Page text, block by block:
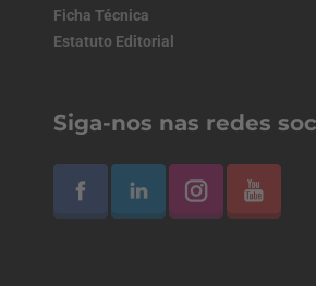
Ficha Técnica
Estatuto Editorial
Siga-nos nas redes